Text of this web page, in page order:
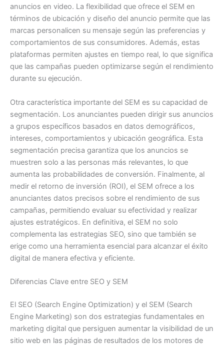
anuncios en video. La flexibilidad que ofrece el SEM en
términos de ubicación y diseño del anuncio permite que las
marcas personalicen su mensaje según las preferencias y
comportamientos de sus consumidores. Además, estas
plataformas permiten ajustes en tiempo real, lo que significa
que las campañas pueden optimizarse según el rendimiento
durante su ejecución.
Otra característica importante del SEM es su capacidad de
segmentación. Los anunciantes pueden dirigir sus anuncios
a grupos específicos basados en datos demográficos,
intereses, comportamientos y ubicación geográfica. Esta
segmentación precisa garantiza que los anuncios se
muestren solo a las personas más relevantes, lo que
aumenta las probabilidades de conversión. Finalmente, al
medir el retorno de inversión (ROI), el SEM ofrece a los
anunciantes datos precisos sobre el rendimiento de sus
campañas, permitiendo evaluar su efectividad y realizar
ajustes estratégicos. En definitiva, el SEM no solo
complementa las estrategias SEO, sino que también se
erige como una herramienta esencial para alcanzar el éxito
digital de manera efectiva y eficiente.
Diferencias Clave entre SEO y SEM
El SEO (Search Engine Optimization) y el SEM (Search
Engine Marketing) son dos estrategias fundamentales en
marketing digital que persiguen aumentar la visibilidad de un
sitio web en las páginas de resultados de los motores de